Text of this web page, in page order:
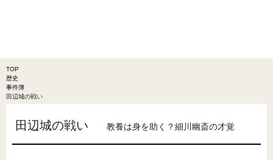
TOP
歴史
事件簿
田辺城の戦い
田辺城の戦い 教養は身を助く？細川幽斎の才覚